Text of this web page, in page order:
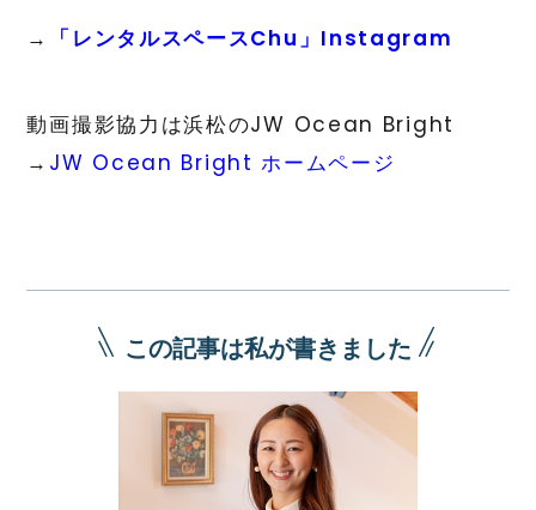
→ 「レンタルスペースChu」Instagram
動画撮影協力は浜松のJW Ocean Bright
→ JW Ocean Bright ホームページ
この記事は私が書きました